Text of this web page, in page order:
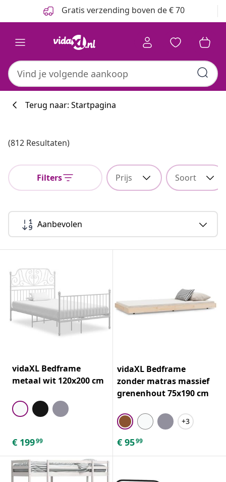
Gratis verzending boven de € 70
Terug naar: Startpagina
(812 Resultaten)
Filters Prijs Soort
Aanbevolen
vidaXL Bedframe
metaal wit 120x200 cm
€ 19999
vidaXL Bedframe
zonder matras massief
grenenhout 75x190 cm
+3
€ 9599